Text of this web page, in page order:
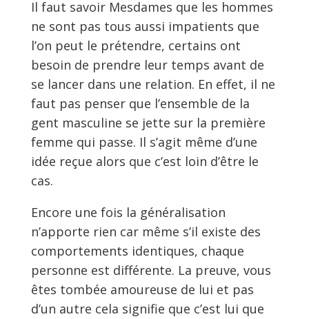
Il faut savoir Mesdames que les hommes
ne sont pas tous aussi impatients que
l’on peut le prétendre, certains ont
besoin de prendre leur temps avant de
se lancer dans une relation. En effet, il ne
faut pas penser que l’ensemble de la
gent masculine se jette sur la première
femme qui passe. Il s’agit même d’une
idée reçue alors que c’est loin d’être le
cas.
Encore une fois la généralisation
n’apporte rien car même s’il existe des
comportements identiques, chaque
personne est différente. La preuve, vous
êtes tombée amoureuse de lui et pas
d’un autre cela signifie que c’est lui que